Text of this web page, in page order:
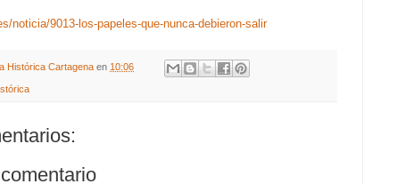
noticia/9013-los-papeles-que-nunca-debieron-salir
Histórica Cartagena en 10:06